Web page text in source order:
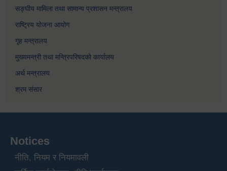
सङ्घीय मामिला तथा सामान्य प्रशासन मन्त्रालय
राष्ट्रिय योजना आयोग
गृह मन्त्रालय
मुख्यमन्त्री तथा मन्त्रिपरिषदको कार्यालय
अर्थ मन्त्रालय
श्रम संसार
Notices
नीति, नियम र नियमावली